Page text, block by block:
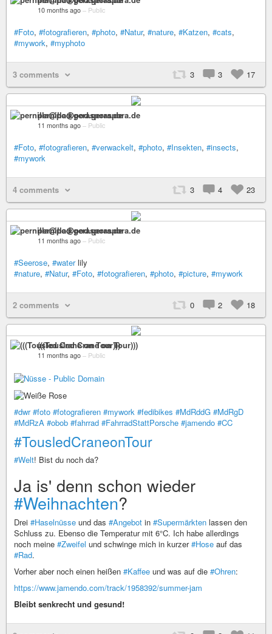
10 months ago – Public
#Foto, #fotografieren, #photo, #Natur, #nature, #Katzen, #cats,
#mywork, #myphoto
3 comments 3 3 17
pernilla@pod.geraspora.de
11 months ago – Public
#Foto, #fotografieren, #verwackelt, #photo, #Insekten, #insects,
#mywork
4 comments 3 4 23
pernilla@pod.geraspora.de
11 months ago – Public
#Seerose, #waterlily
#nature, #Natur, #Foto, #fotografieren, #photo, #picture, #mywork
2 comments 0 2 18
(((Tousled Crane on Tour)))
11 months ago – Public
#dwr #foto #fotografieren #mywork #fedibikes #MdRddG #MdRgD
#MdRzA #obob #fahrrad #FahrradStattPorsche #jamendo #CC
#TousledCraneonTour
#Welt! Bist du noch da?
Ja is' denn schon wieder
#Weihnachten?
Drei #Haselnüsse und das #Angebot in #Supermärkten lassen den
Schluss zu. Ebenso die Temperatur mit 6°C. Ich habe allerdings
noch meine #Zweifel und schwinge mich in kurzer#Hose auf das
#Rad.
Vorher aber noch einen heißen #Kaffee und was auf die #Ohren:
https://www.jamendo.com/track/1958392/summer-jam
Bleibt senkrecht und gesund!